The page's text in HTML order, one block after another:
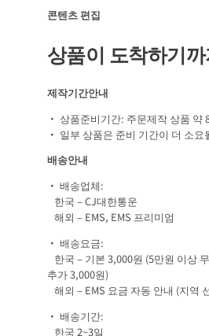
콘텐츠 편집
상품이 도착하기까
제작기간안내
• 상품준비기간: 주문제작 상품 약
• 일부 상품은 준비 기간이 더 소요
배송안내
• 배송업체:
한국 – CJ대한통운
해외 – EMS, EMS 프리미엄
• 배송요금:
한국 – 기본 3,000원 (5만원 이상
추가 3,000원)
해외 – EMS 요금 자동 안내 (지역
• 배송기간:
한국 2~3일